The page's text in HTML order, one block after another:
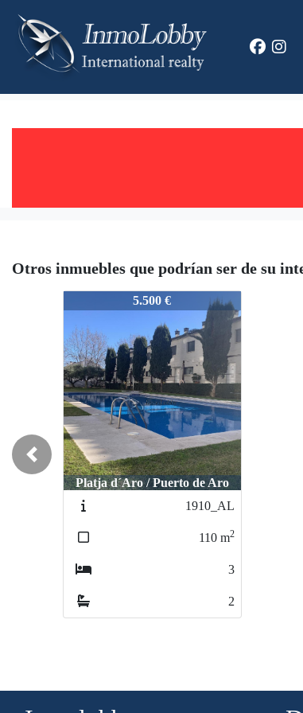
Otros inmuebles que podrían ser de su
5.500 €
Platja d´Aro / Puerto de Aro
1910_AL
110 m2
3
2
Previous